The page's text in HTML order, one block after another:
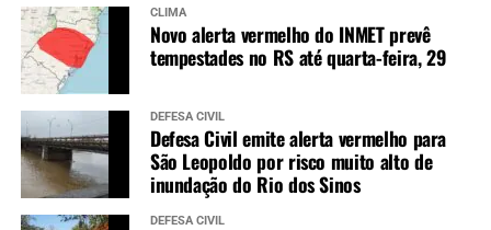
CLIMA
Novo alerta vermelho do INMET prevê
tempestades no RS até quarta-feira, 29
DEFESA CIVIL
Defesa Civil emite alerta vermelho para
São Leopoldo por risco muito alto de
inundação do Rio dos Sinos
DEFESA CIVIL